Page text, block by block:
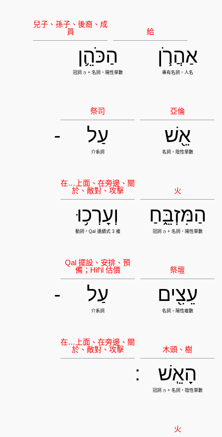
אַהֲרֹ֧ן הַכֹּהֵ֛ן
אֵ֖שׁ עַל -
הַמִּזְבֵּ֑חַ וְעָרְכ֥וּ
עֵצִ֖ים עַל -
הָאֵֽשׁ :